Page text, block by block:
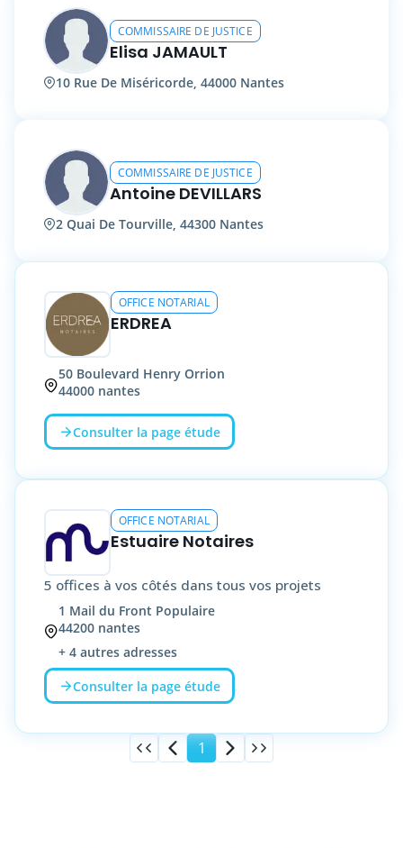
COMMISSAIRE DE JUSTICE
Elisa JAMAULT
10 Rue De Miséricorde, 44000 Nantes
COMMISSAIRE DE JUSTICE
Antoine DEVILLARS
2 Quai De Tourville, 44300 Nantes
OFFICE NOTARIAL
ERDREA
50 Boulevard Henry Orrion
44000 nantes
Consulter la page étude
OFFICE NOTARIAL
Estuaire Notaires
5 offices à vos côtés dans tous vos projets
1 Mail du Front Populaire
44200 nantes
+ 4 autres adresses
Consulter la page étude
1